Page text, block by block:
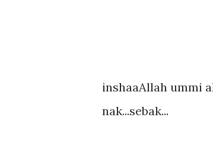
inshaaAllah ummi
nak...sebak...